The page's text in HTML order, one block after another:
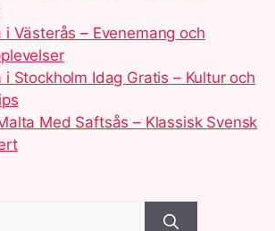
i Västerås – Evenemang och
i Stockholm Idag Gratis – Kultur och
Med Saftsås – Klassisk Svensk